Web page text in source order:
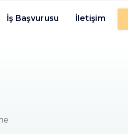
İş Başvurusu İletişim